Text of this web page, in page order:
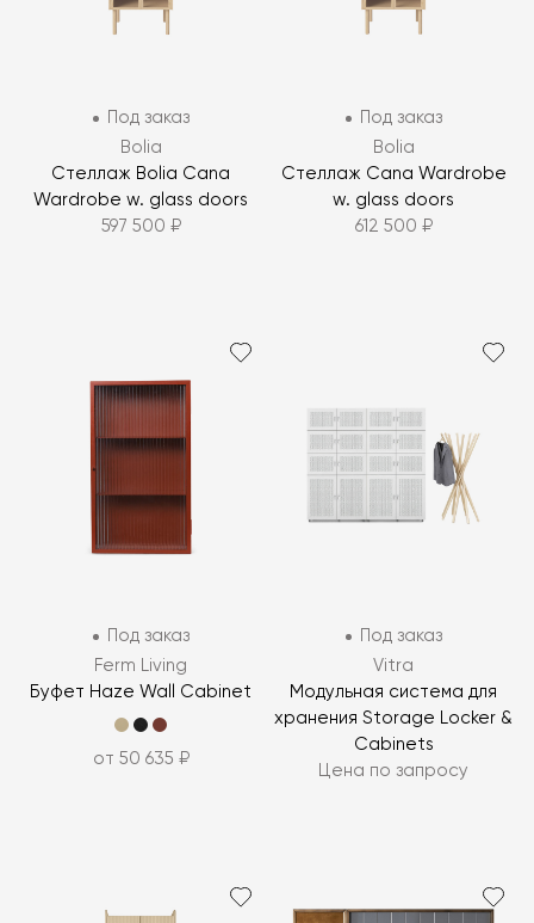
Под заказ
Bolia
Стеллаж Bolia Cana
Wardrobe w. glass doors
597 500 ₽
Под заказ
Bolia
Стеллаж Cana Wardrobe
w. glass doors
612 500 ₽
Под заказ
Ferm Living
Буфет Haze Wall Cabinet
от 50 635 ₽
Под заказ
Vitra
Модульная система для
хранения Storage Locker &
Cabinets
Цена по запросу